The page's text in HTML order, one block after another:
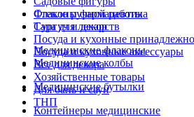
Стекло ручной работы
Сургуч и декор
Посуда и кухонные
Посуда и кухонные аксессуары
Все для декора
Хозяйственные товары
Для бань и саун
ТНП
Флаконы фармацевтика
Тара для лекарств
Медицинские флаконы
Медицинские колбы
Медицинские бутылки
Контейнеры медицинские